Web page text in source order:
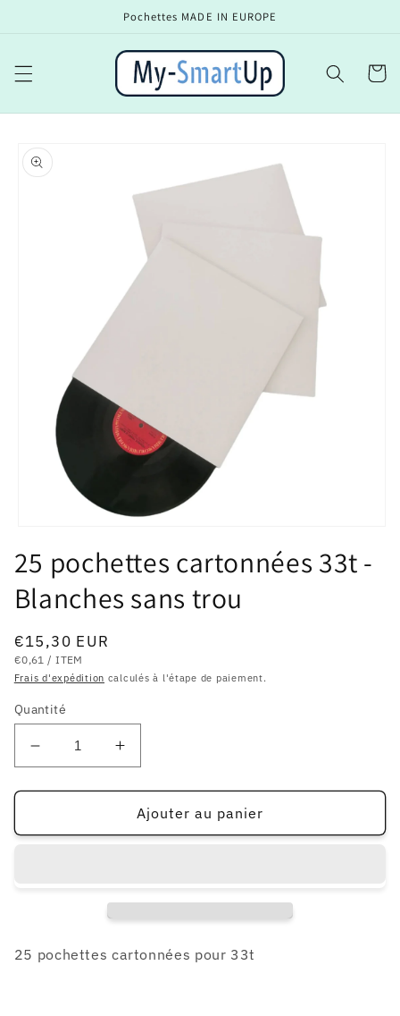
Pochettes MADE IN EUROPE
Panier
Passer aux
informations
produits
média
1
dans
une
fenêtre
25 pochettes cartonnées 33t -
Blanches sans trou
Prix
habituel
€15,30 EUR
PRIX
UNITAIRE
€0,61 / PAR
ITEM
Frais d'expédition calculés à l'étape de paiement.
Quantité
Réduire
la
quantité
25
sans
Augmenter
la
quantité
de
25
sans
Ajouter au panier
25 pochettes cartonnées pour 33t